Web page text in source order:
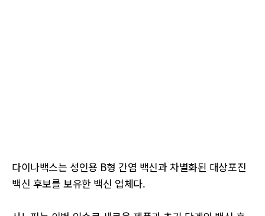
다이나백스는 성인용 B형 간염 백신과 차별화된 대상포진
백신 후보를 보유한 백신 업체다.